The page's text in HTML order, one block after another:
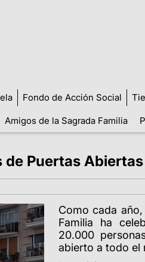
Fondo de Acción Social
Amigos de la Sagrada Familia
de Puertas Abiertas
Como cada
Familia ha
20.000
abierto a todo el